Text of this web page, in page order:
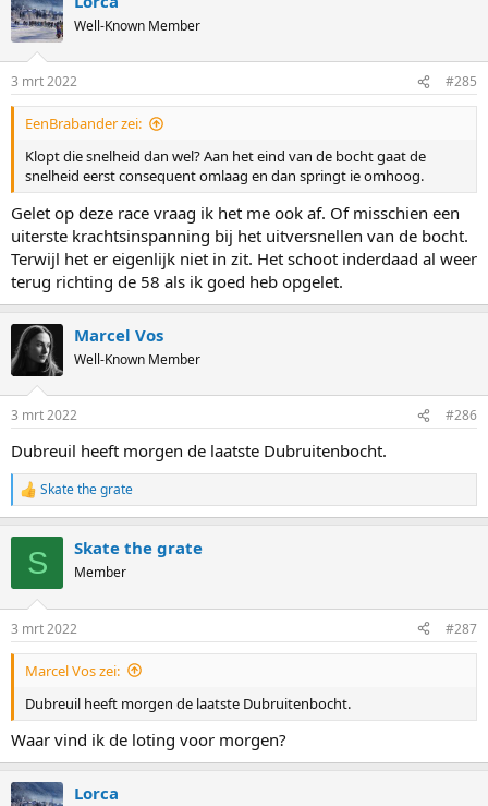
Well-Known Member
3 mrt 2022 #285
EenBrabander zei:
Klopt die snelheid dan wel? Aan het eind van de bocht gaat de
snelheid eerst consequent omlaag en dan springt ie omhoog.
Gelet op deze race vraag ik het me ook af. Of misschien een
uiterste krachtsinspanning bij het uitversnellen van de bocht.
Terwijl het er eigenlijk niet in zit. Het schoot inderdaad al weer
terug richting de 58 als ik goed heb opgelet.
Marcel Vos
Well-Known Member
3 mrt 2022 #286
Dubreuil heeft morgen de laatste Dubruitenbocht.
R
e
s
:
Skate the grate
S Skate the grate
Member
3 mrt 2022 #287
Marcel Vos zei:
Dubreuil heeft morgen de laatste Dubruitenbocht.
Waar vind ik de loting voor morgen?
Lorca